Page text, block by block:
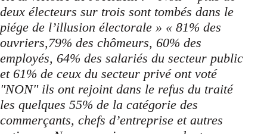
deux électeurs sur trois sont tombés dans le
piége de l’illusion électorale » « 81% des
ouvriers,79% des chômeurs, 60% des
employés, 64% des salariés du secteur public
et 61% de ceux du secteur privé ont voté
"NON" ils ont rejoint dans le refus du traité
les quelques 55% de la catégorie des
commerçants, chefs d’entreprise et autres